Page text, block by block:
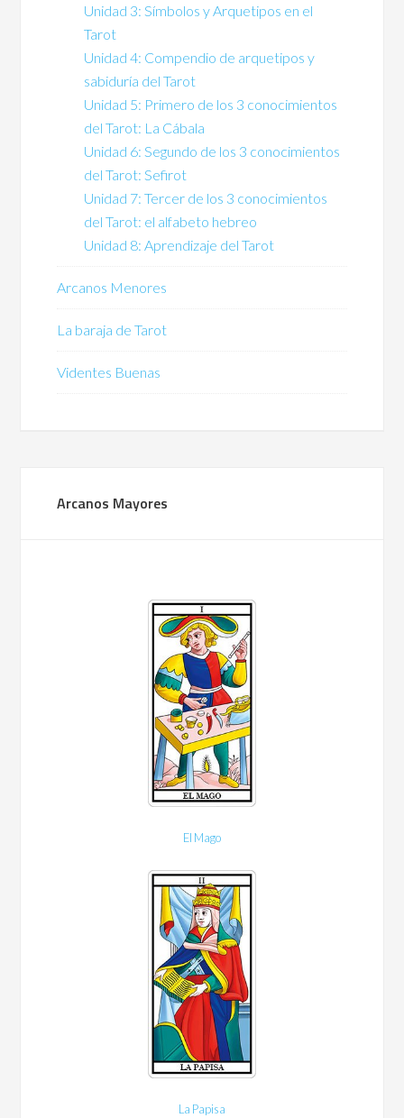
Unidad 3: Símbolos y Arquetipos en el
Tarot
Unidad 4: Compendio de arquetipos y
sabiduría del Tarot
Unidad 5: Primero de los 3 conocimientos
del Tarot: La Cábala
Unidad 6: Segundo de los 3 conocimientos
del Tarot: Sefirot
Unidad 7: Tercer de los 3 conocimientos
del Tarot: el alfabeto hebreo
Unidad 8: Aprendizaje del Tarot
Arcanos Menores
La baraja de Tarot
Videntes Buenas
Arcanos Mayores
El Mago
La Papisa